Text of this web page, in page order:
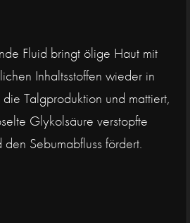
Fluid bringt ölige Haut mit
Inhaltsstoffen wieder in
Talgproduktion und mattiert,
Glykolsäure verstopfte
den Sebumabfluss fördert.